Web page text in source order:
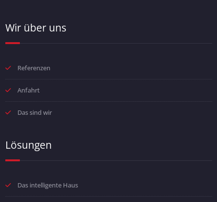
Wir über uns
Referenzen
Anfahrt
Das sind wir
Lösungen
Das intelligente Haus